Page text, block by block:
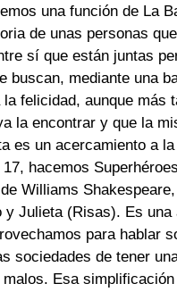
una función de La
de unas personas
sí que están juntas
buscan, mediante una
la felicidad, aunque más
la encontrar y que la
es un acercamiento a
hacemos
Williams
y Julieta (Risas). Es una
para hablar
sociedades de tener
malos. Esa